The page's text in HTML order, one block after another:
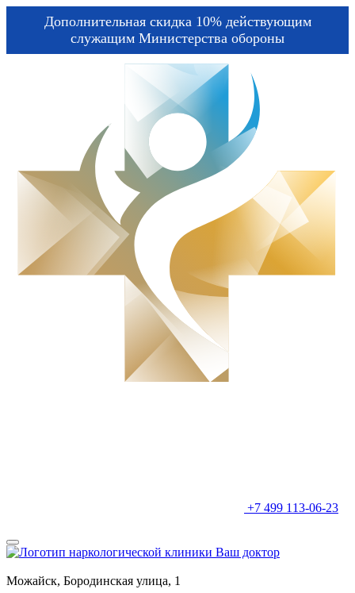
Дополнительная скидка 10% действующим
служащим Министерства обороны
+7 499 113-06-23
Можайск, Бородинская улица, 1